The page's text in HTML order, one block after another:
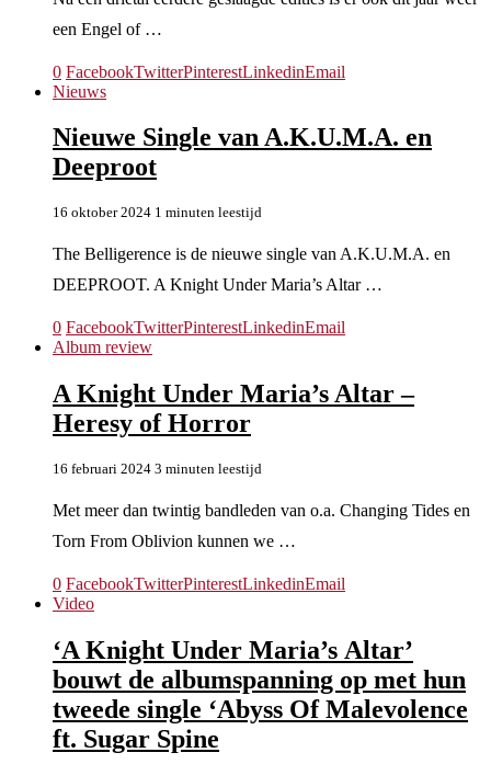
een Engel of …
0 FacebookTwitterPinterestLinkedinEmail
Nieuws
Nieuwe Single van A.K.U.M.A. en
Deeproot
16 oktober 2024 1 minuten leestijd
The Belligerence is de nieuwe single van A.K.U.M.A. en
DEEPROOT. A Knight Under Maria’s Altar …
0 FacebookTwitterPinterestLinkedinEmail
Album review
A Knight Under Maria’s Altar –
Heresy of Horror
16 februari 2024 3 minuten leestijd
Met meer dan twintig bandleden van o.a. Changing Tides en
Torn From Oblivion kunnen we …
0 FacebookTwitterPinterestLinkedinEmail
Video
‘A Knight Under Maria’s Altar’
bouwt de albumspanning op met hun
tweede single ‘Abyss Of Malevolence
ft. Sugar Spine